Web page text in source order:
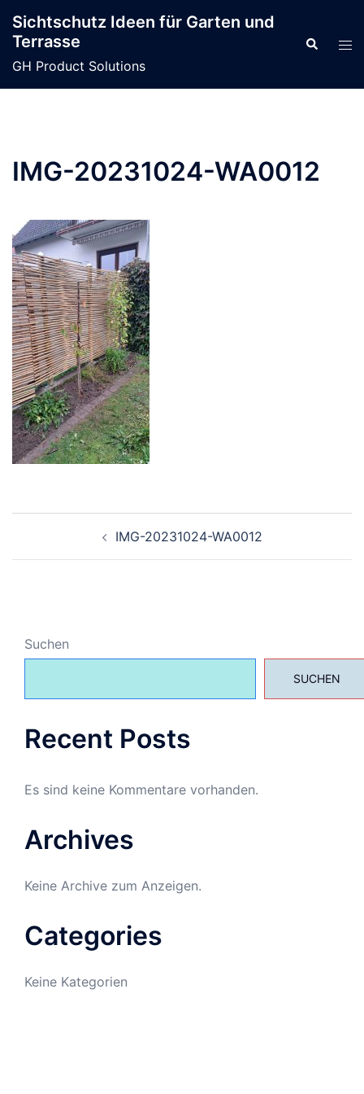
Inhalt
springen
Sichtschutz Ideen für Garten und
Terrasse
GH Product Solutions
Suche
IMG-20231024-WA0012
IMG-20231024-WA0012
Suchen
SUCHEN
Recent Posts
Es sind keine Kommentare vorhanden.
Archives
Keine Archive zum Anzeigen.
Categories
Keine Kategorien